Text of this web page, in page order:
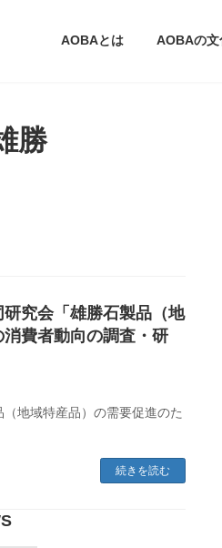
AOBAとは AOBAの文
勝
究会「雄勝石製品（地
費者動向の調査・研
地域特産品）の需要促進のた
続きを読む